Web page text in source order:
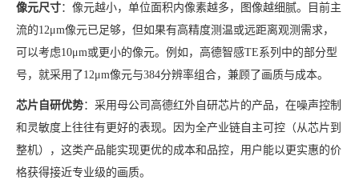
像元尺寸：像元越小，单位面积内像素越多，图像越细腻。目前主
流的12μm像元已足够，但如果有高精度测温或远距离观测需求，
可以考虑10μm或更小的像元。例如，高德智感TE系列中的部分型
号，就采用了12μm像元与384分辨率组合，兼顾了画质与成本。
芯片自研优势：采用母公司高德红外自研芯片的产品，在噪声控制
和灵敏度上往往有更好的表现。因为全产业链自主可控（从芯片到
整机），这类产品能实现更优的成本和品控，用户能以更实惠的价
格获得接近专业级的画质。